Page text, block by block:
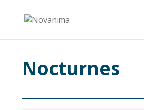
Nocturnes